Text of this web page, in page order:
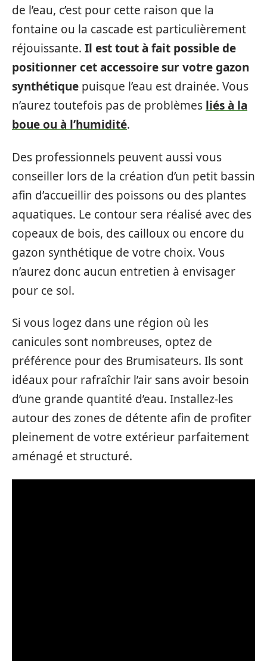
de l’eau, c’est pour cette raison que la
fontaine ou la cascade est particulièrement
réjouissante. Il est tout à fait possible de
positionner cet accessoire sur votre gazon
synthétique puisque l’eau est drainée. Vous
n’aurez toutefois pas de problèmes liés à la
boue ou à l’humidité.
Des professionnels peuvent aussi vous
conseiller lors de la création d’un petit bassin
afin d’accueillir des poissons ou des plantes
aquatiques. Le contour sera réalisé avec des
copeaux de bois, des cailloux ou encore du
gazon synthétique de votre choix. Vous
n’aurez donc aucun entretien à envisager
pour ce sol.
Si vous logez dans une région où les
canicules sont nombreuses, optez de
préférence pour des Brumisateurs. Ils sont
idéaux pour rafraîchir l’air sans avoir besoin
d’une grande quantité d’eau. Installez-les
autour des zones de détente afin de profiter
pleinement de votre extérieur parfaitement
aménagé et structuré.